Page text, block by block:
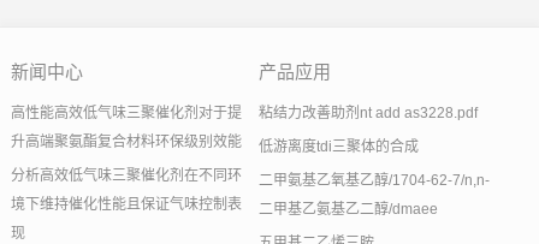
新闻中心
高性能高效低气味三聚催化剂对于提
升高端聚氨酯复合材料环保级别效能
分析高效低气味三聚催化剂在不同环
境下维持催化性能且保证气味控制表
现
产品应用
粘结力改善助剂nt add as3228.pdf
低游离度tdi三聚体的合成
二甲氨基乙氧基乙醇/1704-62-7/n,n-
二甲基乙氨基乙二醇/dmaee